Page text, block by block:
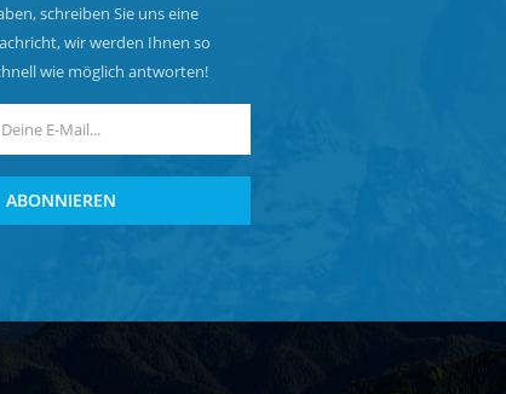
schreiben Sie uns eine
wir werden Ihnen so
wie möglich antworten!
ABONNIEREN